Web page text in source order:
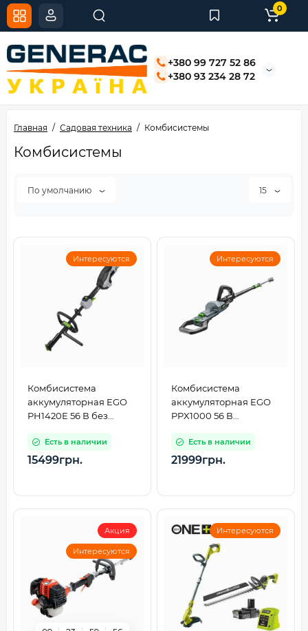
+380 99 727 52 86
+380 93 234 28 72
0
Главная Садовая техника Комбисистемы
Комбисистемы
По умолчанию 15
Интересуются
Комбисистема
аккумуляторная EGO
PH1420E 56 В без
Есть в наличии
15499грн.
Интересуются
Комбисистема
аккумуляторная EGO
PPX1000 56 В
насадок
Есть в наличии
21999грн.
Акция
Интересуются
Интересуются